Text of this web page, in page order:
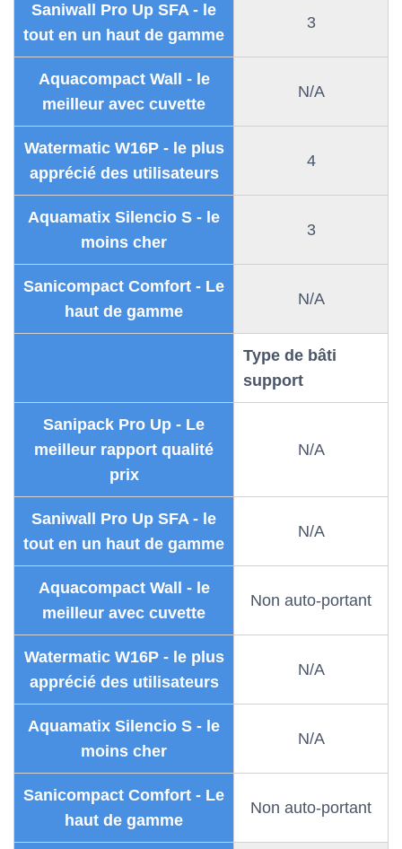
Saniwall Pro Up SFA - le
tout en un haut de gamme
3
Aquacompact Wall - le
meilleur avec cuvette
N/A
Watermatic W16P - le plus
apprécié des utilisateurs
4
Aquamatix Silencio S - le
moins cher
3
Sanicompact Comfort - Le
haut de gamme
N/A
Type de bâti
support
Sanipack Pro Up - Le
meilleur rapport qualité
prix
N/A
Saniwall Pro Up SFA - le
tout en un haut de gamme
N/A
Aquacompact Wall - le
meilleur avec cuvette
Non auto-portant
Watermatic W16P - le plus
apprécié des utilisateurs
N/A
Aquamatix Silencio S - le
moins cher
N/A
Sanicompact Comfort - Le
haut de gamme
Non auto-portant